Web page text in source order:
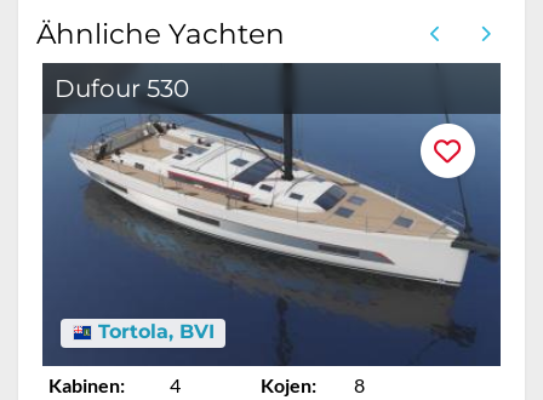
Ähnliche Yachten
Dufour 530
Tortola, BVI
Kabinen: 4 Kojen: 8